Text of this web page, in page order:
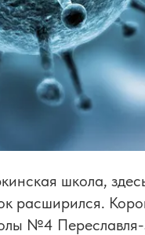
школа,
расширился.
№4